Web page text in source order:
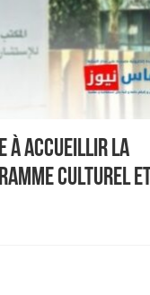
à accueillir la
culturel et